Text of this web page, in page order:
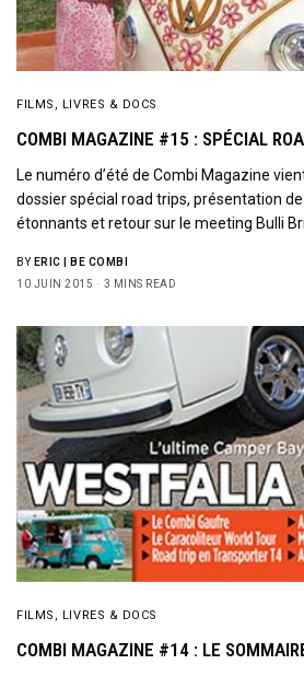
FILMS, LIVRES & DOCS
COMBI MAGAZINE #15 : SPÉCIAL
Le numéro d’été de Combi Magazine
dossier spécial road trips, présentation
étonnants et retour sur le meeting Bulli
BY ERIC | BE COMBI
10 JUIN 2015
3 MINS READ
FILMS, LIVRES & DOCS
COMBI MAGAZINE #14 : LE